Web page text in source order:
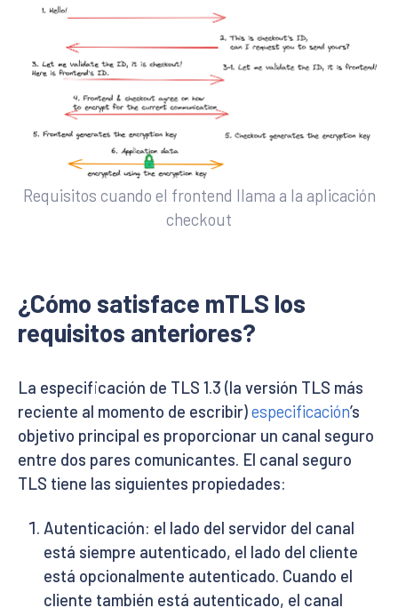
Requisitos cuando el frontend llama a la aplicación
checkout
¿Cómo satisface mTLS los
requisitos anteriores?
La especificación de TLS 1.3 (la versión TLS más
reciente al momento de escribir)especificación’s
objetivo principal es proporcionar un canal seguro
entre dos pares comunicantes. El canal seguro
TLS tiene las siguientes propiedades:
Autenticación: el lado del servidor del canal
está siempre autenticado, el lado del cliente
está opcionalmente autenticado. Cuando el
cliente también está autenticado, el canal